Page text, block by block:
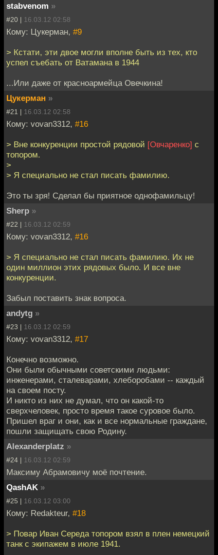
stabvenom »
#20 | 16.03.12 02:58
Кому: Цукерман, #9
> Кстати, эти двое могли вполне быть из тех, кто
успел съебать от Ватамана в 1944
...Или даже от красноармейца Овечкина!
Цукерман »
#21 | 16.03.12 02:58
Кому: vovan3312, #16
> Вне конкуренции простой рядовой [Овчаренко] с
топором.
>
> Я специально не стал писать фамилию.
Это ты зря! Сделал бы приятное однофамильцу!
Sherp »
#22 | 16.03.12 02:59
Кому: vovan3312, #16
> Я специально не стал писать фамилию. Их не
один миллион этих рядовых было. И все вне
конкуренции.
Забыл поставить знак вопроса.
andytg »
#23 | 16.03.12 02:59
Кому: vovan3312, #17
Конечно возможно.
Они были обычными советскими людьми:
инженерами, сталеварами, хлеборобами -- каждый
на своем посту.
И никто из них не думал, что он какой-то
сверхчеловек, просто время такое суровое было.
Пришел враг и они, как и все нормальные граждане,
пошли защищать свою Родину.
Alexanderplatz »
#24 | 16.03.12 02:59
Максиму Абрамовичу моё почтение.
QashAK »
#25 | 16.03.12 03:00
Кому: Redakteur, #18
> Повар Иван Середа топором взял в плен немецкий
танк с экипажем в июле 1941.